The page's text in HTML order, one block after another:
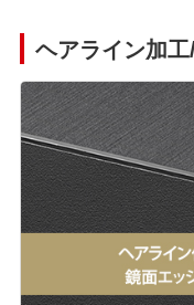
ヘアライン加